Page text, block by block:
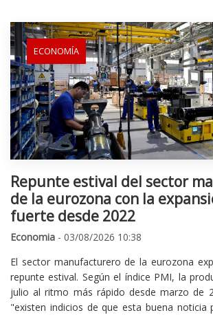
ECONOMÍA
Repunte estival del sector
de la eurozona con la
fuerte desde 2022
Economia - 03/08/2026 10:38
El sector manufacturero de la eurozona
repunte estival. Según el índice PMI, la
julio al ritmo más rápido desde marzo de
"existen indicios de que esta buena noticia